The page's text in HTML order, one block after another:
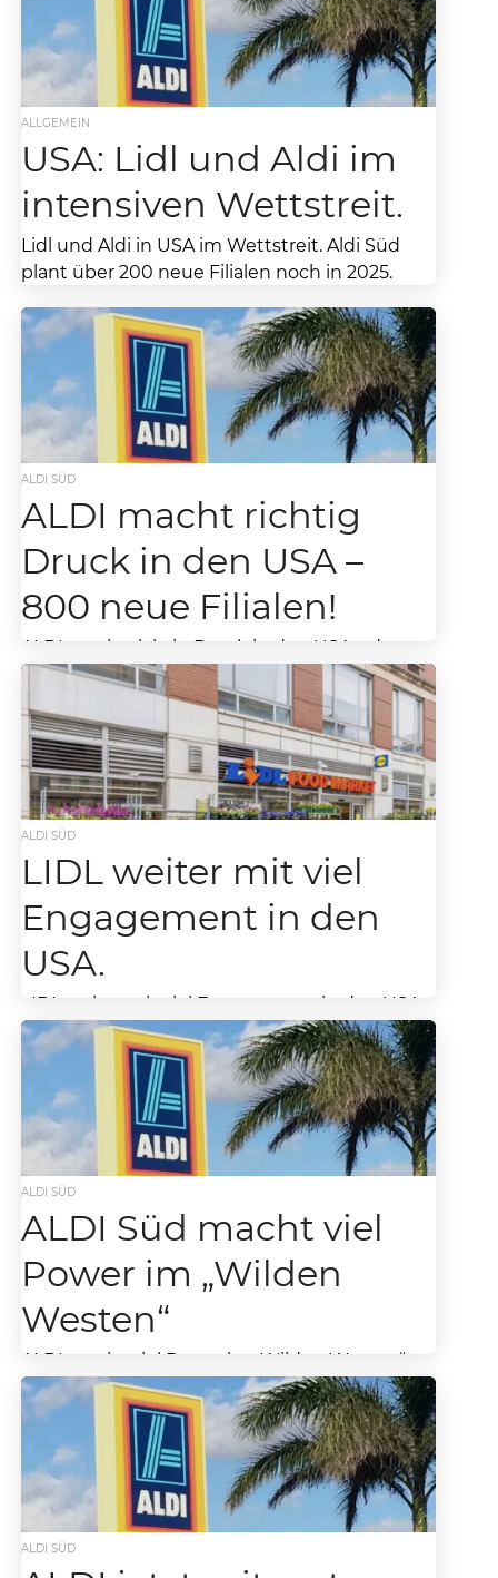
werden will. Die...
ALLGEMEIN
USA: Lidl und Aldi im
intensiven Wettstreit.
Lidl und Aldi in USA im Wettstreit. Aldi Süd
plant über 200 neue Filialen noch in 2025.
ALDI SÜD
ALDI macht richtig
Druck in den USA –
800 neue Filialen!
ALDI macht richtig Druck in den USA – der
Discounter- Riese will ca. 800 neue Filialen bis
2028 eröffnen. Nach Großbritannien will...
ALDI SÜD
LIDL weiter mit viel
Engagement in den
USA.
LIDL weiter mit viel Engagement in den USA –
ALDI in den USA weiter auf der Überholspur.
Beide Discounter haben sich mittlerweile...
ALDI SÜD
ALDI Süd macht viel
Power im „Wilden
Westen“
ALDI macht viel Power im „Wilden Westen“,
die USA ist nach wie vor ein heißes Pflaster für
den großen deutschen Discounter. In...
ALDI SÜD